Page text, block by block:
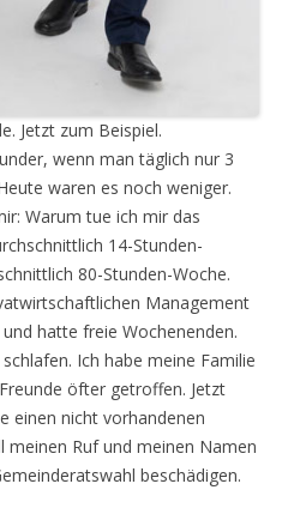
Jetzt zum Beispiel.
wenn man täglich nur 3
waren es noch weniger.
Warum tue ich mir das
14-Stunden-
80-Stunden-Woche.
Management
hatte freie Wochenenden.
Ich habe meine Familie
öfter getroffen. Jetzt
einen nicht vorhandenen
meinen Ruf und meinen Namen
beschädigen.